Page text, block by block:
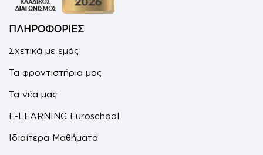
ΠΛΗΡΟΦΟΡΙΕΣ
Σχετικά με εμάς
Τα φροντιστήρια μας
Τα νέα μας
E-LEARNING Euroschool
Ιδιαίτερα Μαθήματα